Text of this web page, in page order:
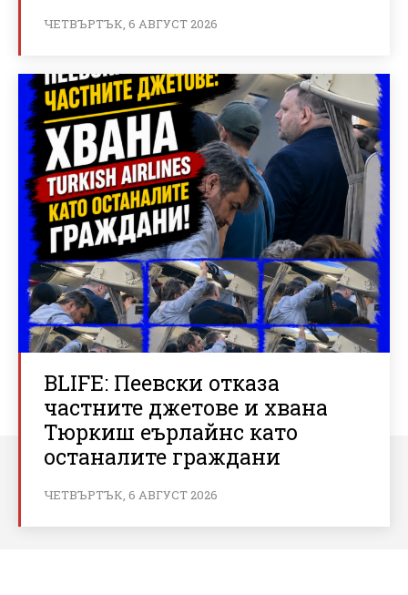
ЧЕТВЪРТЪК, 6 АВГУСТ 2026
BLIFE: Пеевски отказа
частните джетове и хвана
Тюркиш еърлайнс като
останалите граждани
ЧЕТВЪРТЪК, 6 АВГУСТ 2026